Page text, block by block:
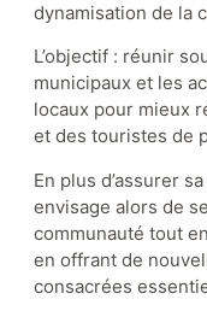
dynamisation de la
L’objectif : réunir
municipaux et les
locaux pour mieux
et des touristes de
En plus d’assurer
envisage alors de
communauté tout
en offrant de
consacrées